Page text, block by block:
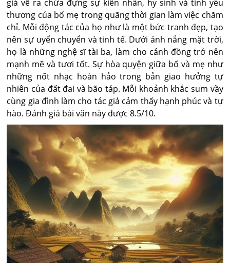
giả vẽ ra chứa đựng sự kiên nhẫn, hy sinh và tình yêu
thương của bố mẹ trong quãng thời gian làm việc chăm
chỉ. Mỗi động tác của họ như là một bức tranh đẹp, tạo
nên sự uyển chuyển và tinh tế. Dưới ánh nắng mặt trời,
họ là những nghệ sĩ tài ba, làm cho cánh đồng trở nên
mạnh mẽ và tươi tốt. Sự hòa quyện giữa bố và mẹ như
những nốt nhạc hoàn hảo trong bản giao hưởng tự
nhiên của đất đai và bão táp. Mỗi khoảnh khắc sum vầy
cùng gia đình làm cho tác giả cảm thấy hạnh phúc và tự
hào. Đánh giá bài văn này được 8.5/10.